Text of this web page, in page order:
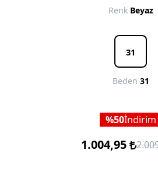
Renk Beyaz
31
Beden 31
50İndirim
1.004,95